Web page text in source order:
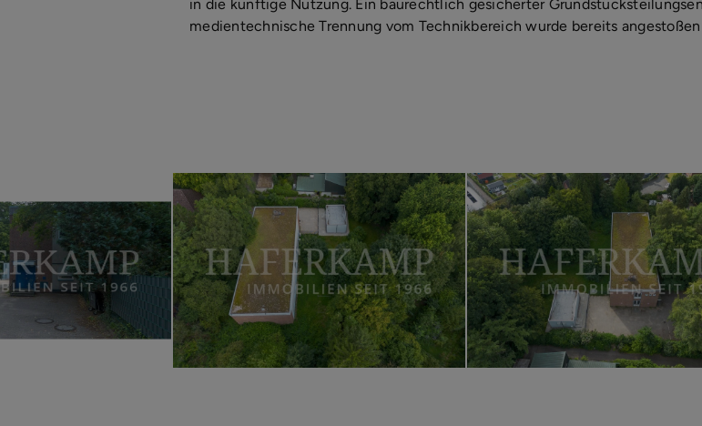
in die künftige Nutzung. Ein baurechtlich gesicherter
medientechnische Trennung vom Technikbereich wurde bereits